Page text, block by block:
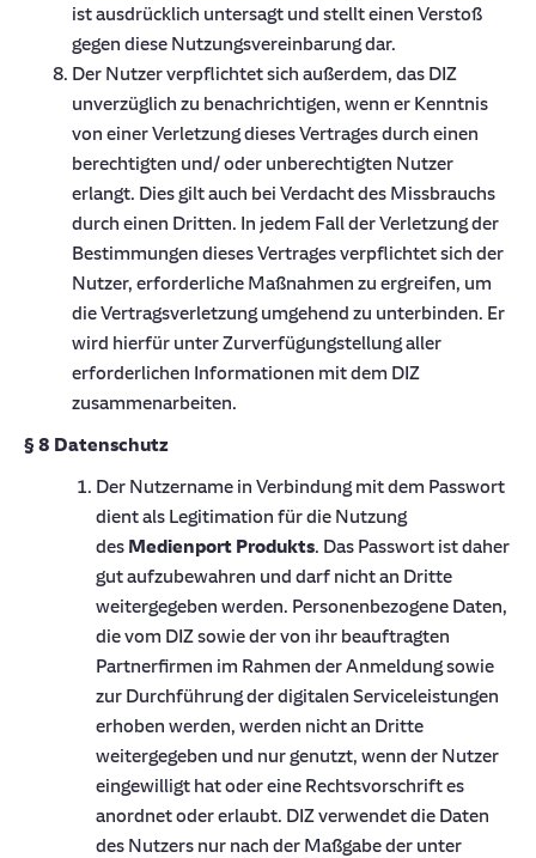
ist ausdrücklich untersagt und stellt einen Verstoß
gegen diese Nutzungsvereinbarung dar.
Der Nutzer verpflichtet sich außerdem, das DIZ
unverzüglich zu benachrichtigen, wenn er Kenntnis
von einer Verletzung dieses Vertrages durch einen
berechtigten und/ oder unberechtigten Nutzer
erlangt. Dies gilt auch bei Verdacht des Missbrauchs
durch einen Dritten. In jedem Fall der Verletzung der
Bestimmungen dieses Vertrages verpflichtet sich der
Nutzer, erforderliche Maßnahmen zu ergreifen, um
die Vertragsverletzung umgehend zu unterbinden. Er
wird hierfür unter Zurverfügungstellung aller
erforderlichen Informationen mit dem DIZ
zusammenarbeiten.
§ 8 Datenschutz
Der Nutzername in Verbindung mit dem Passwort
dient als Legitimation für die Nutzung
des Medienport Produkts. Das Passwort ist daher
gut aufzubewahren und darf nicht an Dritte
weitergegeben werden. Personenbezogene Daten,
die vom DIZ sowie der von ihr beauftragten
Partnerfirmen im Rahmen der Anmeldung sowie
zur Durchführung der digitalen Serviceleistungen
erhoben werden, werden nicht an Dritte
weitergegeben und nur genutzt, wenn der Nutzer
eingewilligt hat oder eine Rechtsvorschrift es
anordnet oder erlaubt. DIZ verwendet die Daten
des Nutzers nur nach der Maßgabe der unter